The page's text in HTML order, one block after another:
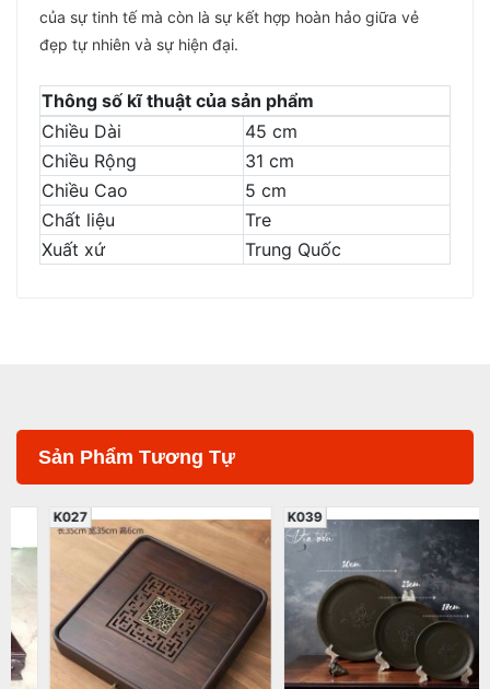
của sự tinh tế mà còn là sự kết hợp hoàn hảo giữa vẻ
đẹp tự nhiên và sự hiện đại.
Thông số kĩ thuật của sản phẩm
Chiều Dài
45 cm
Chiều Rộng
31 cm
Chiều Cao
5 cm
Chất liệu
Tre
Xuất xứ
Trung Quốc
Sản Phẩm Tương Tự
K027 K039